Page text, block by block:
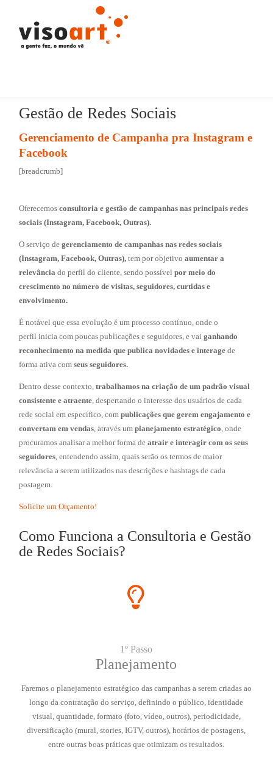
Gestão de Redes Sociais
Gerenciamento de Campanha pra Instagram e
Facebook
[breadcrumb]
Oferecemosconsultoria e gestão de campanhas nas principais redes
sociais (Instagram, Facebook, Outras).
O serviço degerenciamento de campanhas nas redes sociais
(Instagram, Facebook, Outras), tem por objetivoaumentar a
relevância do perfil do cliente, sendo possívelpor meio do
crescimento no número de visitas, seguidores, curtidas e
envolvimento.
É notável que essa evolução é um processo contínuo, onde o
perfil inicia com poucas publicações e seguidores, e vaiganhando
reconhecimento na medida que publica novidades e interage de
forma ativa comseus seguidores.
Dentro desse contexto, trabalhamos na criação de um padrão visual
consistente e atraente, despertando o interesse dos usuários de cada
rede social em específico, compublicações que gerem engajamento e
convertam em vendas, através um planejamento estratégico, onde
procuramos analisar a melhor forma deatrair e interagir com os seus
seguidores, entendendo assim, quais serão os termos de maior
relevância a serem utilizados nas descrições e hashtags de cada
postagem.
Solicite um Orçamento!
Como Funciona a Consultoria e Gestão
de Redes Sociais?
1º Passo
Planejamento
Faremos o planejamento estratégico das campanhas a serem criadas ao
longo da contratação do serviço, definindo o público, identidade
visual, quantidade, formato (foto, vídeo, outros), periodicidade,
diversificação (mural, stories, IGTV, outros), horários de postagens,
entre outras boas práticas que otimizam os resultados.